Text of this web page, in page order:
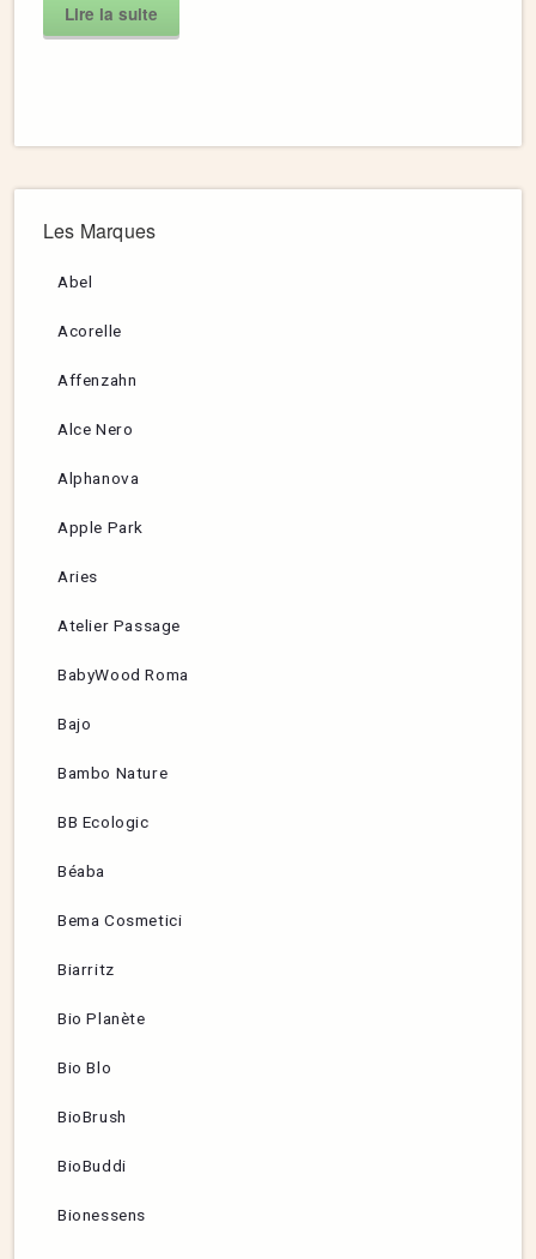
Lire la suite
Les Marques
Abel
Acorelle
Affenzahn
Alce Nero
Alphanova
Apple Park
Aries
Atelier Passage
BabyWood Roma
Bajo
Bambo Nature
BB Ecologic
Béaba
Bema Cosmetici
Biarritz
Bio Planète
Bio Blo
BioBrush
BioBuddi
Bionessens